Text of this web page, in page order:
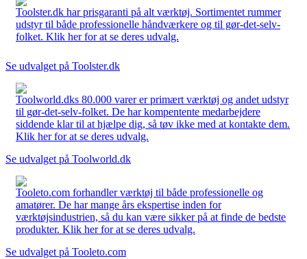
Toolster.dk har prisgaranti på alt værktøj. Sortimentet rummer
udstyr til både professionelle håndværkere og til gør-det-selv-
folket. Klik her for at se deres udvalg.
Se udvalget på Toolster.dk
Toolworld.dks 80.000 varer er primært værktøj og andet udstyr
til gør-det-selv-folket. De har kompentente medarbejdere
siddende klar til at hjælpe dig, så tøv ikke med at kontakte dem.
Klik her for at se deres udvalg.
Se udvalget på Toolworld.dk
Tooleto.com forhandler værktøj til både professionelle og
amatører. De har mange års ekspertise inden for
værktøjsindustrien, så du kan være sikker på at finde de bedste
produkter. Klik her for at se deres udvalg.
Se udvalget på Tooleto.com